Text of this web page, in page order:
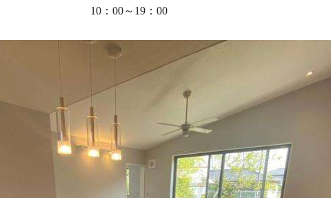
10：00～19：00